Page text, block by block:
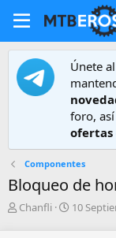
Únete al
foro,
ofertas
Componentes
Bloqueo de
A
Chanfli
F10